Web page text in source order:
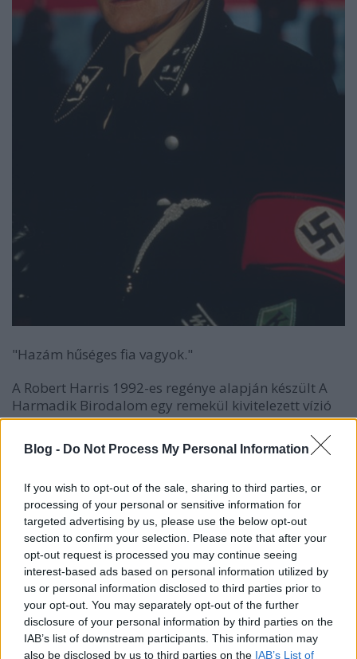
Blog - Do Not Process My Personal Information
If you wish to opt-out of the sale, sharing to third parties, or
processing of your personal or sensitive information for
targeted advertising by us, please use the below opt-out
section to confirm your selection. Please note that after your
opt-out request is processed you may continue seeing
interest-based ads based on personal information utilized by
us or personal information disclosed to third parties prior to
your opt-out. You may separately opt-out of the further
disclosure of your personal information by third parties on the
IAB’s list of downstream participants. This information may
also be disclosed by us to third parties on the IAB’s List of
"Hazám hűséges fia vagyok."
A Robert Harris 1992-es regénye alapján készült A
Harmadik Birodalom egy remekül kivitelezett vízió
arról, hogy mi történt volna, ha a szövetségesek
elveszítik a nagy háborút; és miközben az író által
kitűnően felvázolt Reich mindennapjaiba,
álarca mögé is beleláthatunk, kibontakozik előttünk
az a szövevényes összeesküvés, ami végül mégiscsak
megbuktathatja a 75 éves Hitlert. A dolog
pikantériája Xavier figurája, akit más néven és más
külsővel, de mindenütt megtalálhatunk a
disztópikus, diktatúrákkal foglalkozó filmekben;
például ő Finch nyomozó aV mint Vérbosszúból, aki
a rendszer egyik fogaskereke, de aztán mindenütt
szembesül vele, hogy a békésnek tűnő felszín alatt
elnyomás van. Charlie alakjában az oknyomozó